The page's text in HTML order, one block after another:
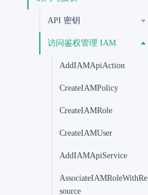
API 密钥
访问鉴权管理 IAM
AddIAMApiAction
CreateIAMPolicy
CreateIAMRole
CreateIAMUser
AddIAMApiService
AssociateIAMRoleWithRe
source